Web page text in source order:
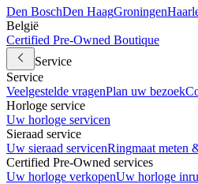
Den BoschDen HaagGroningen
België
Certified Pre-Owned Boutique
Service
Service
Veelgestelde vragenPlan uw bezoek
Horloge service
Uw horloge servicen
Sieraad service
Uw sieraad servicenRingmaat meten
Certified Pre-Owned services
Uw horloge verkopenUw horloge